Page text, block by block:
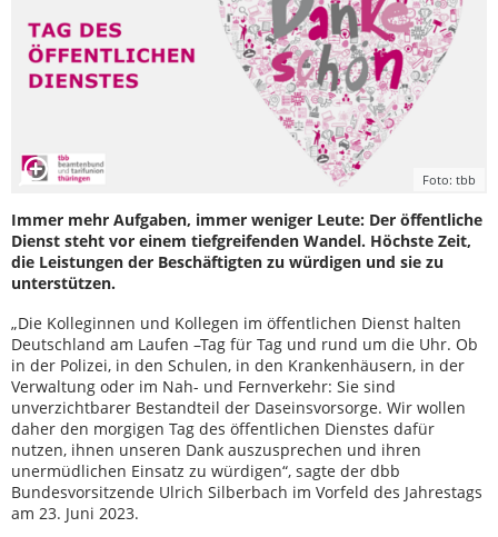
Foto: tbb
Immer mehr Aufgaben, immer weniger Leute: Der öffentliche
Dienst steht vor einem tiefgreifenden Wandel. Höchste Zeit,
die Leistungen der Beschäftigten zu würdigen und sie zu
unterstützen.
„Die Kolleginnen und Kollegen im öffentlichen Dienst halten
Deutschland am Laufen –Tag für Tag und rund um die Uhr. Ob
in der Polizei, in den Schulen, in den Krankenhäusern, in der
Verwaltung oder im Nah- und Fernverkehr: Sie sind
unverzichtbarer Bestandteil der Daseinsvorsorge. Wir wollen
daher den morgigen Tag des öffentlichen Dienstes dafür
nutzen, ihnen unseren Dank auszusprechen und ihren
unermüdlichen Einsatz zu würdigen“, sagte der dbb
Bundesvorsitzende Ulrich Silberbach im Vorfeld des Jahrestags
am 23. Juni 2023.